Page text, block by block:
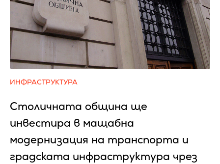
ИНФРАСТРУКТУРА
Столичната община ще
инвестира в мащабна
модернизация на транспорта и
градската инфраструктура чрез